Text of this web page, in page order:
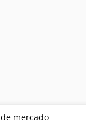
mercado